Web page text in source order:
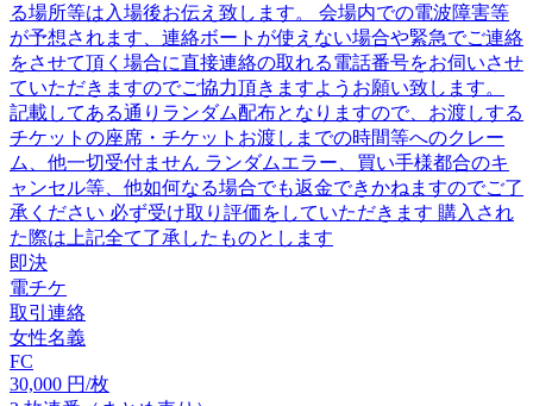
る場所等は入場後お伝え致します。 会場内での電波障害等
が予想されます、連絡ボートが使えない場合や緊急でご連絡
をさせて頂く場合に直接連絡の取れる電話番号をお伺いさせ
ていただきますのでご協力頂きますようお願い致します。
記載してある通りランダム配布となりますので、お渡しする
チケットの座席・チケットお渡しまでの時間等へのクレー
ム、他一切受付ません ランダムエラー、買い手様都合のキ
ャンセル等、他如何なる場合でも返金できかねますのでご了
承ください 必ず受け取り評価をしていただきます 購入され
た際は上記全て了承したものとします
即決
電チケ
取引連絡
女性名義
FC
30,000 円/枚